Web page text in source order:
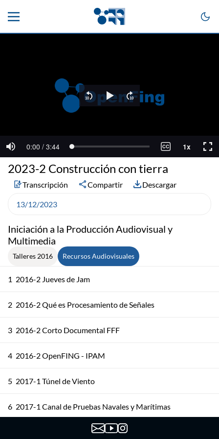
Iniciación a la Producción Audiovisual y
Multimedia
Talleres 2016 Recursos Audiovisuales
1 2016-2 Jueves de Jam
2 2016-2 Qué es Procesamiento de Señales
3 2016-2 Corto Documental FFF
4 2016-2 OpenFING - IPAM
5 2017-1 Túnel de Viento
6 2017-1 Canal de Pruebas Navales y Marítimas
2017-2 Edificio Facultad de Ingeniería
2023-2 Construcción con tierra
Transcripción Compartir Descargar
13/12/2023